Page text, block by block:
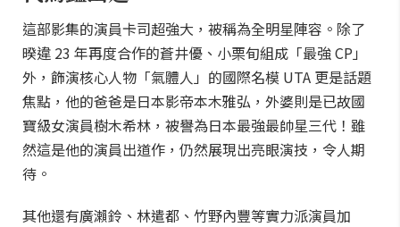
這部影集的演員卡司超強大，被稱為全明星陣容。除了
暌違 23 年再度合作的蒼井優、小栗旬組成「最強 CP」
外，飾演核心人物「氣體人」的國際名模 UTA 更是話題
焦點，他的爸爸是日本影帝本木雅弘，外婆則是已故國
寶級女演員樹木希林，被譽為日本最強最帥星三代！雖
然這是他的演員出道作，仍然展現出亮眼演技，令人期
待。
其他還有廣瀨鈴、林遣都、竹野內豐等實力派演員加